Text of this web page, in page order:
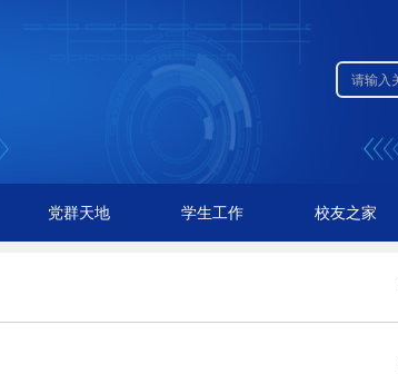
党群天地 学生工作 校友之家